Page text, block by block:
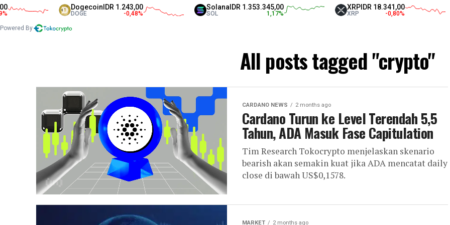
DogecoinIDR 1.243,00
DOGE -0,48
IDR 1.353.345,00
SOL
XRPIDR 18.341,00
-0,80 USDT
Powered By
All posts tagged "crypto"
CARDANO NEWS 2 months ago
Cardano Turun ke Level Terendah 5,5
Tahun, ADA Masuk Fase Capitulation
Tim Research Tokocrypto menjelaskan skenario
bearish akan semakin kuat jika ADA mencatat daily
close di bawah US$0,1578.
MARKET 2 months ago